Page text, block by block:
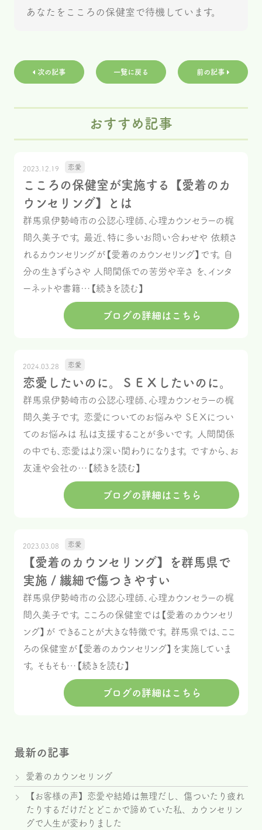
あなたをこころの保健室で待機しています。
次の記事 一覧に戻る 前の記事
おすすめ記事
2023.12.19 恋愛
こころの保健室が実施する【愛着のカ
ウンセリング】とは
群馬県伊勢崎市の公認心理師、心理カウンセラーの梶
間久美子です。 最近、特に多いお問い合わせや 依頼さ
れるカウンセリングが【愛着のカウンセリング】です。 自
分の生きずらさや 人間関係での苦労や辛さ を、インタ
ーネットや書籍…【続きを読む】
ブログの詳細はこちら
2024.03.28 恋愛
恋愛したいのに。ＳＥＸしたいのに。
群馬県伊勢崎市の公認心理師、心理カウンセラーの梶
間久美子です。 恋愛についてのお悩みや ＳＥＸについ
てのお悩みは 私は支援することが多いです。 人間関係
の中でも、恋愛はより深い関わりになります。 ですから、お
友達や会社の…【続きを読む】
ブログの詳細はこちら
2023.03.08 恋愛
【愛着のカウンセリング】を群馬県で
実施 / 繊細で傷つきやすい
群馬県伊勢崎市の公認心理師、心理カウンセラーの梶
間久美子です。 こころの保健室では【愛着のカウンセリ
ング】が できることが大きな特徴です。 群馬県では、ここ
ろの保健室が【愛着のカウンセリング】を実施していま
す。 そもそも…【続きを読む】
ブログの詳細はこちら
最新の記事
愛着のカウンセリング
【お客様の声】恋愛や結婚は無理だし、傷ついたり疲れ
たりするだけだとどこかで諦めていた私、カウンセリン
グで人生が変わりました